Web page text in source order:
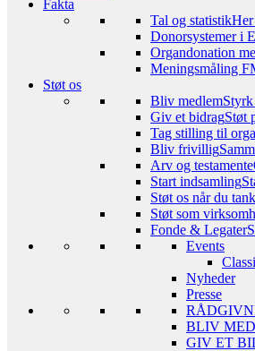
Fakta
Tal og statistik
Donorsystemer i
Organdonation
Meningsmåling
Støt os
Bliv medlem
Giv et bidragStøt
Tag stilling til
Bliv frivillig
Arv og testamente
Start indsamling
Støt os når du
Støt som
Fonde & Legater
Events
Nyheder
Presse
BLIV
GIV ET